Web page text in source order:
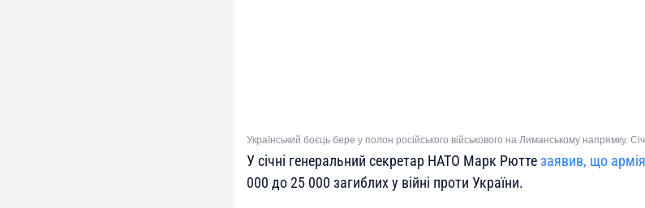
Український боєць бере у полон російського військового на Лиманському напрямку.
У січні генеральний секретар НАТО Марк Рюттезаявив, що
000 до 25 000 загиблих у війні проти України.